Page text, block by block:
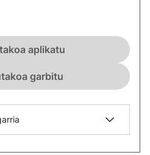
aplikatu
garbitu